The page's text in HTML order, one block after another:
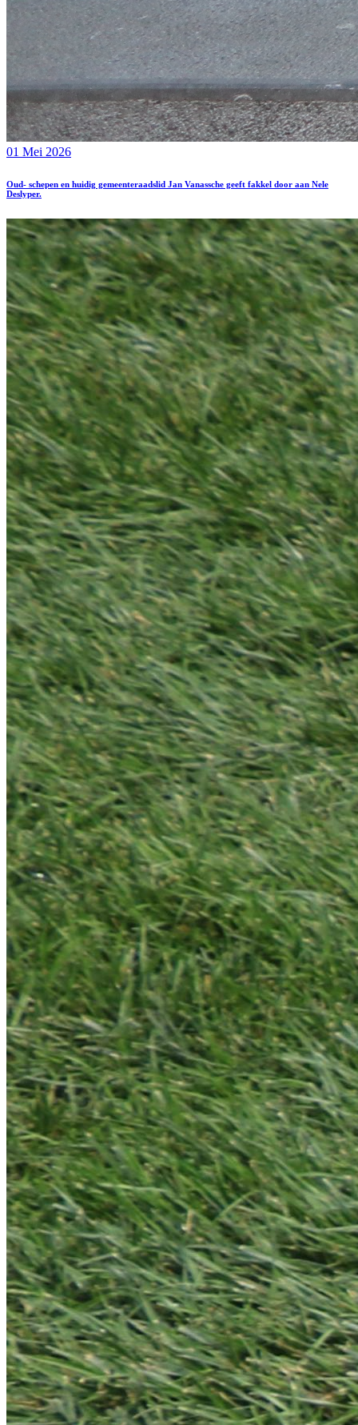
01 Mei 2026
Oud- schepen en huidig gemeenteraadslid Jan Vanassche geeft fakkel door aan Nele
Deslyper.